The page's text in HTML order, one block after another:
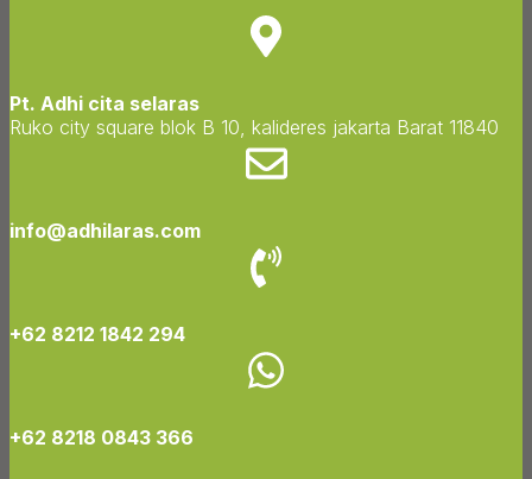
Pt. Adhi cita selaras
Ruko city square blok B 10, kalideres jakarta Barat 11840
info@adhilaras.com
+62 8212 1842 294
+62 8218 0843 366